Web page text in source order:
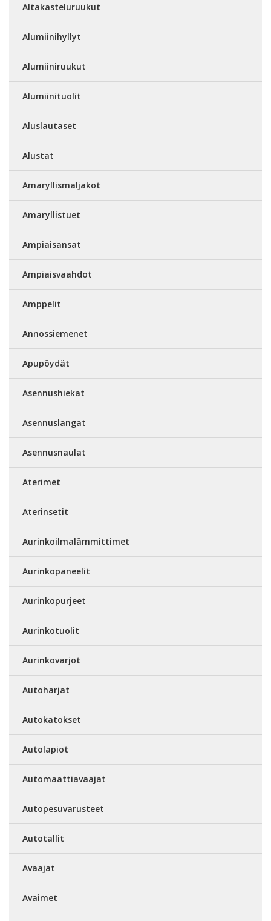
Altakasteluruukut
Alumiinihyllyt
Alumiiniruukut
Alumiinituolit
Aluslautaset
Alustat
Amaryllismaljakot
Amaryllistuet
Ampiaisansat
Ampiaisvaahdot
Amppelit
Annossiemenet
Apupöydät
Asennushiekat
Asennuslangat
Asennusnaulat
Aterimet
Aterinsetit
Aurinkoilmalämmittimet
Aurinkopaneelit
Aurinkopurjeet
Aurinkotuolit
Aurinkovarjot
Autoharjat
Autokatokset
Autolapiot
Automaattiavaajat
Autopesuvarusteet
Autotallit
Avaajat
Avaimet